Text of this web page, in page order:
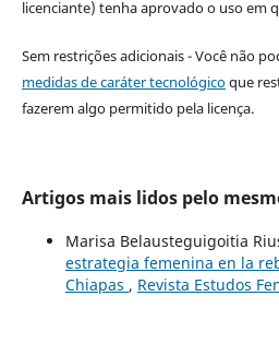
licenciante) tenha aprovado o uso em
Sem restrições adicionais - Você não
medidas de caráter tecnológicoque
fazerem algo permitido pela licença.
Artigos mais lidos pelo
Marisa Belausteguigoitia
estrategia femenina en la
Chiapas , Revista Estudos